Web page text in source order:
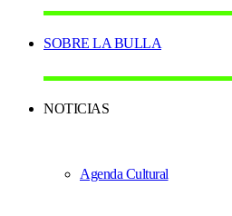
SOBRE LA BULLA
NOTICIAS
Agenda Cultural